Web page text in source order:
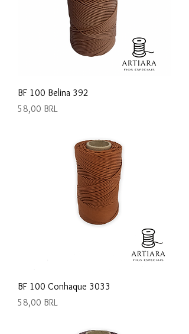
BF 100 Belina 392
Precio
58,00 BRL
BF 100 Conhaque 3033
Precio
58,00 BRL